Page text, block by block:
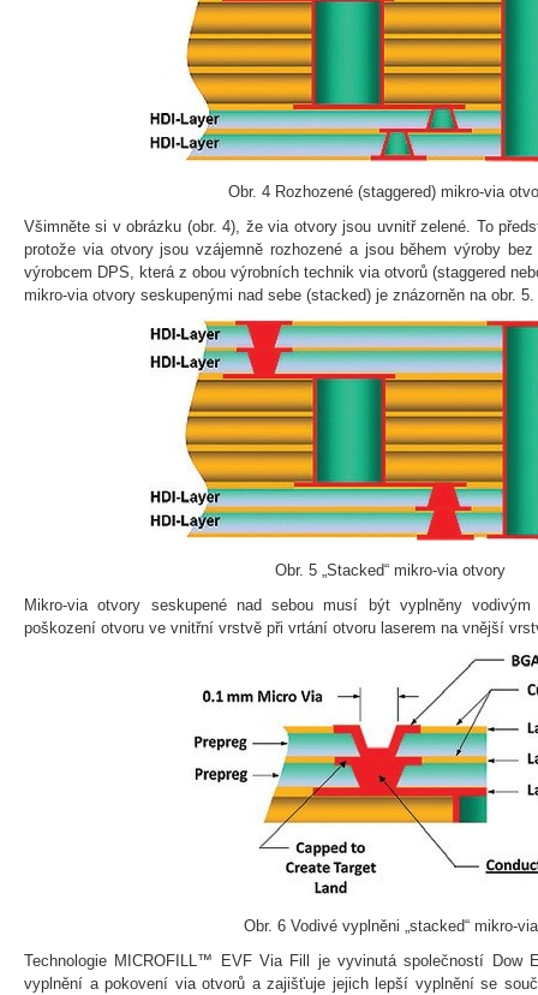
Obr. 4 Rozhozené (staggered) mikro-via
Všimněte si v obrázku (obr. 4), že via otvory jsou uvnitř zelené. To
protože via otvory jsou vzájemně rozhozené a jsou během výroby
výrobcem DPS, která z obou výrobních technik via otvorů (staggered
mikro-via otvory seskupenými nad sebe (stacked) je znázorněn na obr. 5.
Obr. 5 „Stacked“ mikro-via otvory
Mikro-via otvory seskupené nad sebou musí být vyplněny
poškození otvoru ve vnitřní vrstvě při vrtání otvoru laserem na vnější
Obr. 6 Vodivé vyplněni „stacked“ mikro-via
Technologie MICROFILL™ EVF Via Fill je vyvinutá společností Dow
vyplnění a pokovení via otvorů a zajišťuje jejich lepší vyplnění se